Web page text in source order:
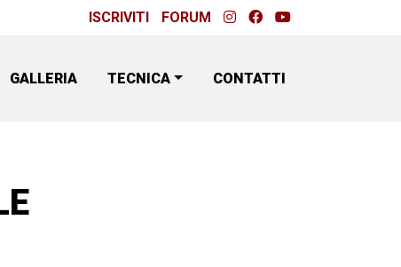
ISCRIVITI FORUM
GALLERIA TECNICA CONTATTI